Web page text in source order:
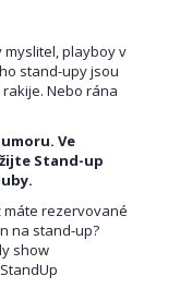
playboy v
stand-upy jsou
Nebo rána
Ve
Stand-up
máte rezervované
na stand-up?
show